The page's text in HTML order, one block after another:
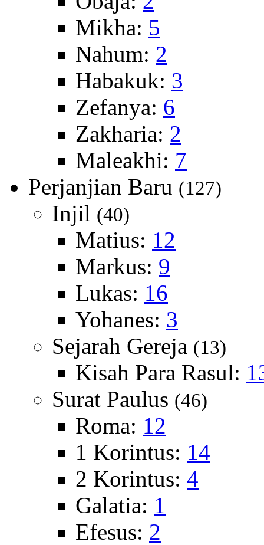
Mikha: 5
Nahum: 2
Habakuk: 3
Zefanya: 6
Zakharia: 2
Maleakhi: 7
Perjanjian Baru (127)
Injil (40)
Matius: 12
Markus: 9
Lukas: 16
Yohanes: 3
Sejarah Gereja (13)
Kisah Para Rasul:
Surat Paulus (46)
Roma: 12
1 Korintus: 14
2 Korintus: 4
Galatia: 1
Efesus: 2